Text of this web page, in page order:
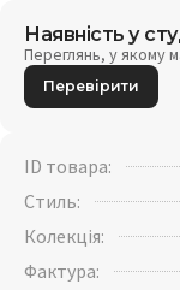
Наявність у
Переглянь, у якому
Перевірити
ID товара:
Стиль:
Колекція:
Фактура: